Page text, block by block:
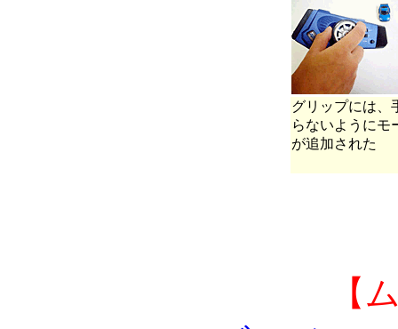
グリップには、
らないようにモ
が追加された
【